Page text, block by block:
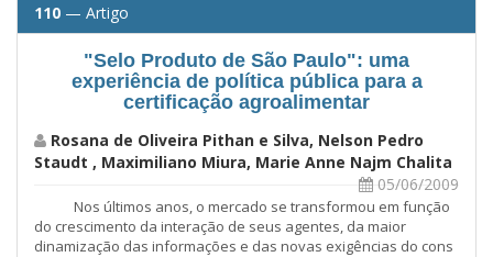
110 — Artigo
"Selo Produto de São Paulo": uma
experiência de política pública para a
certificação agroalimentar
Rosana de Oliveira Pithan e Silva, Nelson Pedro
Staudt , Maximiliano Miura, Marie Anne Najm Chalita
05/06/2009
Nos últimos anos, o mercado se transformou em função
do crescimento da interação de seus agentes, da maior
dinamização das informações e das novas exigências do cons